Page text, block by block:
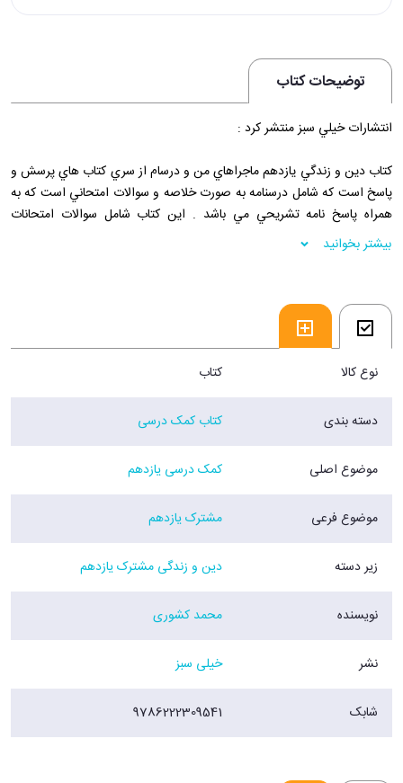
توضیحات کتاب
انتشارات خيلي سبز منتشر کرد :
کتاب دين و زندگي يازدهم ماجراهاي من و درسام از سري کتاب هاي پرسش و
پاسخ است که شامل درسنامه به صورت خلاصه و سوالات امتحاني است که به
همراه پاسخ نامه تشريحي مي باشد . اين کتاب شامل سوالات امتحانات
نيمسال اول و دوم مي باشد .
بیشتر بخوانید
نوع کالا کتاب
دسته بندی کتاب کمک درسی
موضوع اصلی کمک درسی یازدهم
موضوع فرعی مشترک یازدهم
زیر دسته دین و زندگی مشترک یازدهم
نویسنده محمد کشوری
نشر خیلی سبز
شابک 9786222309541